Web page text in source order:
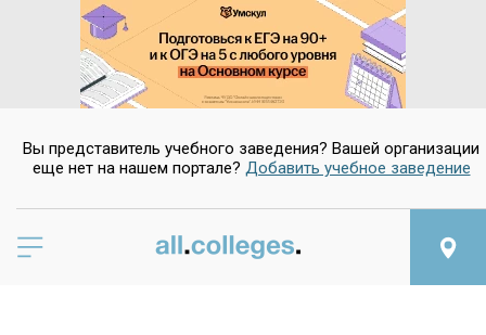
Вы представитель учебного заведения? Вашей организации
еще нет на нашем портале? Добавить учебное заведение